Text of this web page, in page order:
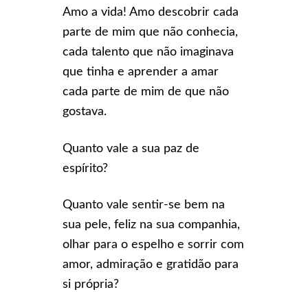
Amo a vida! Amo descobrir cada
parte de mim que não conhecia,
cada talento que não imaginava
que tinha e aprender a amar
cada parte de mim de que não
gostava.
Quanto vale a sua paz de
espírito?
Quanto vale sentir-se bem na
sua pele, feliz na sua companhia,
olhar para o espelho e sorrir com
amor, admiração e gratidão para
si própria?